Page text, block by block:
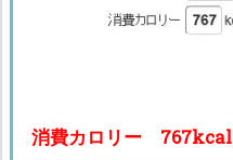
消費カロリー 767kcal